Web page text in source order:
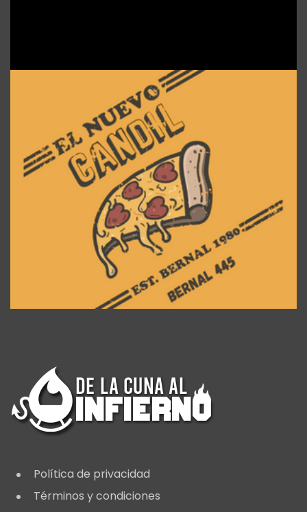
Política de privacidad
Términos y condiciones